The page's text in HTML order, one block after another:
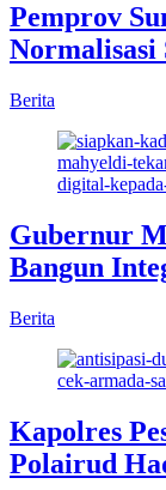
Pemprov
Berita
Gubernur
Bangun
Berita
Kapolres
Polairud